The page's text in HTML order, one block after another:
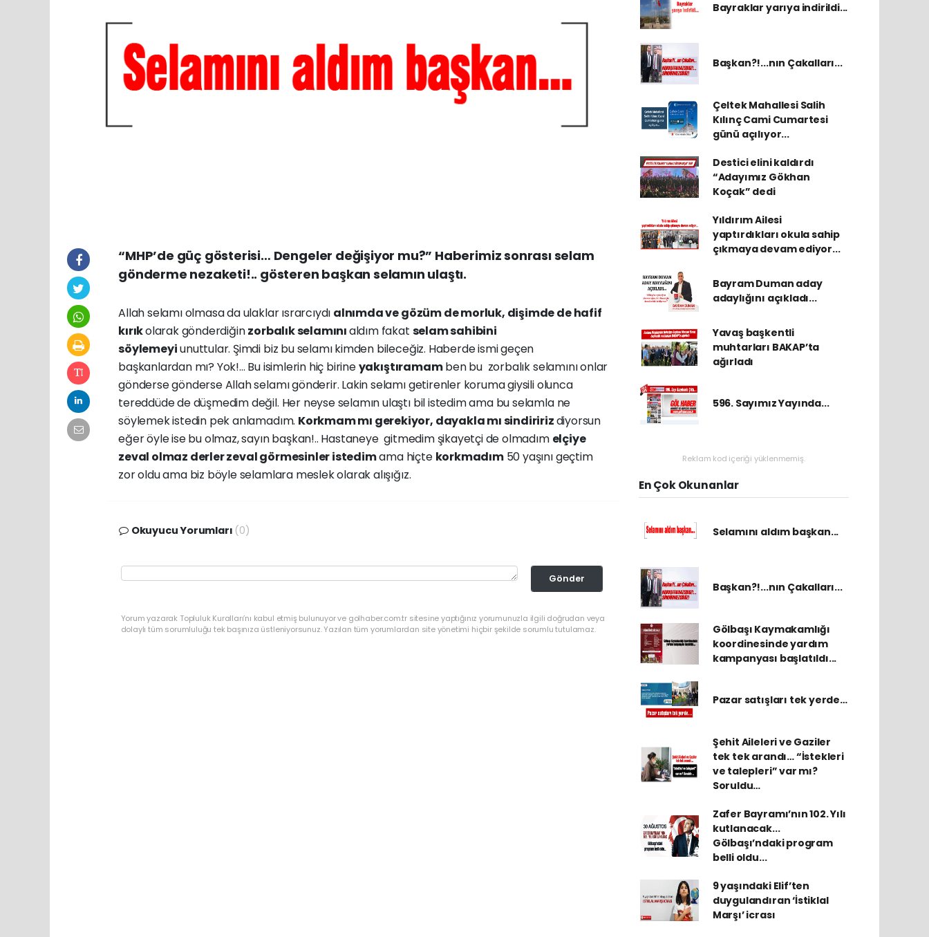
“MHP’de güç gösterisi… Dengeler değişiyor mu?” Haberimiz sonrası selam
gönderme nezaketi!.. gösteren başkan selamın ulaştı.
Allah selamı olmasa da ulaklar ısrarcıydı alnımda ve gözüm de morluk, dişimde de hafif
kırıkolarak gönderdiğinzorbalık selamınıaldım fakat selam sahibini
söylemeyiunuttular. Şimdi biz bu selamı kimden bileceğiz. Haberde ismi geçen
başkanlardan mı? Yok!... Bu isimlerin hiç birineyakıştıramamben bu zorbalık selamını onlar
gönderse gönderse Allah selamı gönderir. Lakin selamı getirenler koruma giysili olunca
tereddüde de düşmedim değil. Her neyse selamın ulaştı bil istedim ama bu selamla ne
söylemek istedin pek anlamadım. Korkmam mı gerekiyor, dayakla mı sindiririzdiyorsun
eğer öyle ise bu olmaz, sayın başkan!.. Hastaneye gitmedim şikayetçi de olmadım elçiye
zeval olmaz derler zeval görmesinler istedimama hiçte korkmadım50 yaşını geçtim
zor oldu ama biz böyle selamlara meslek olarak alışığız.
Okuyucu Yorumları (0)
Gönder
Yorum yazarak Topluluk Kuralları’nı kabul etmiş bulunuyor ve golhaber.com.tr sitesine yaptığınız yorumunuzla ilgili doğrudan veya
dolaylı tüm sorumluluğu tek başınıza üstleniyorsunuz. Yazılan tüm yorumlardan site yönetimi hiçbir şekilde sorumlu tutulamaz.
Bayraklar yarıya indirildi...
Başkan?!...nın Çakalları...
Çeltek Mahallesi Salih
Kılınç Cami Cumartesi
günü açılıyor...
Destici elini kaldırdı
“Adayımız Gökhan
Koçak” dedi
Yıldırım Ailesi
yaptırdıkları okula sahip
çıkmaya devam ediyor...
Bayram Duman aday
adaylığını açıkladı...
Yavaş başkentli
muhtarları BAKAP’ta
ağırladı
596. Sayımız Yayında...
Reklam kod içeriği yüklenmemiş.
En Çok Okunanlar
Selamını aldım başkan...
Başkan?!...nın Çakalları...
Gölbaşı Kaymakamlığı
koordinesinde yardım
kampanyası başlatıldı...
Pazar satışları tek yerde…
Şehit Aileleri ve Gaziler
tek tek arandı… “İstekleri
ve talepleri” var mı?
Soruldu…
Zafer Bayramı’nın 102. Yılı
kutlanacak...
Gölbaşı’ndaki program
belli oldu...
9 yaşındaki Elif’ten
duygulandıran ‘İstiklal
Marşı’ icrası